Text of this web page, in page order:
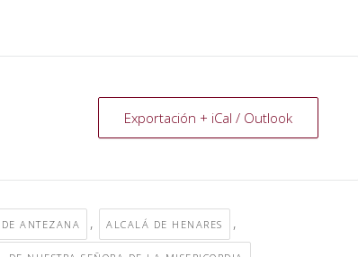
Exportación + iCal / Outlook
ANTEZANA , ALCALÁ DE HENARES ,